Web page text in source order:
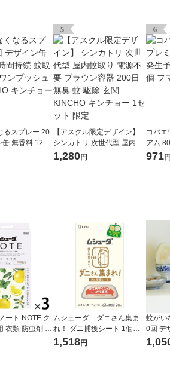
るスプレー 20
無香料 12時
5
【アスクル限定デザイン】
シンカトリ 次世代型 屋内蚊
取り 電源不要 ブラウン容器
1,280円
6
コバエ
アム
無香料
971円
ート NOTE ク
衣類 防虫剤 ペ
ルガモット 1
ムシューダ ダニさん集ま
れ！ ダニ捕獲シート 1個（2
枚入） エステー
1,518円
蚊がい
0回 デ
間持続 蚊取り